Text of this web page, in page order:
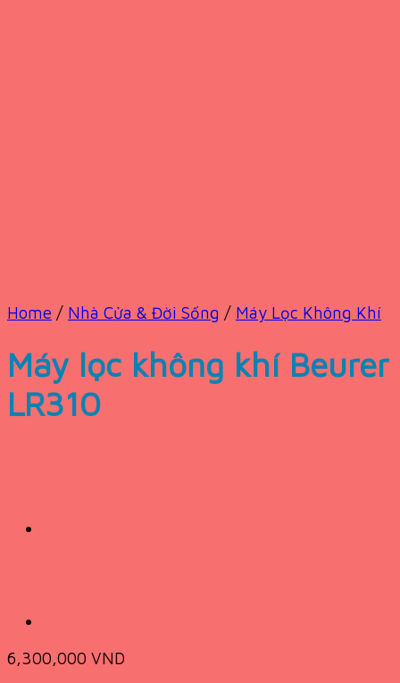
Home / Nhà Cửa & Đời Sống / Máy Lọc Không Khí
Máy lọc không khí Beurer
LR310
6,300,000 VND